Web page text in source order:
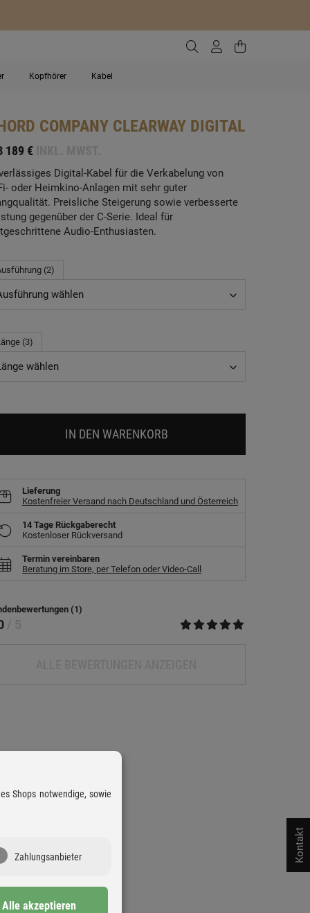
Zur Suche gehen
ZumZum
Kopfhörer Kabel
COMPANY CLEARWAY DIGITAL
189 €
Digital-Kabel für die Verkabelung von
oder Heimkino-Anlagen mit sehr guter
Preisliche Steigerung sowie verbesserte
gegenüber der C-Serie. Ideal für
Audio-Enthusiasten.
(2)
wählen
(3)
wählen
IN DEN WARENKORB
Lieferung
Kostenfreier Versand nach Deutschland und Österreich
14 Tage Rückgaberecht
Kostenloser Rückversand
Termin vereinbaren
Beratung im Store, per Telefon oder Video-Call
(1)
Kontakt
Shops notwendige, sowie
Zahlungsanbieter
Alle akzeptieren